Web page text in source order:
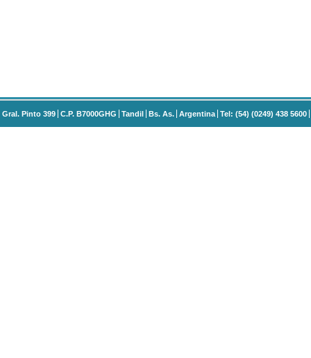
Gral. Pinto 399 C.P. B7000GHG Tandil Bs. As. Argentina Tel: (54) (0249) 438 5600